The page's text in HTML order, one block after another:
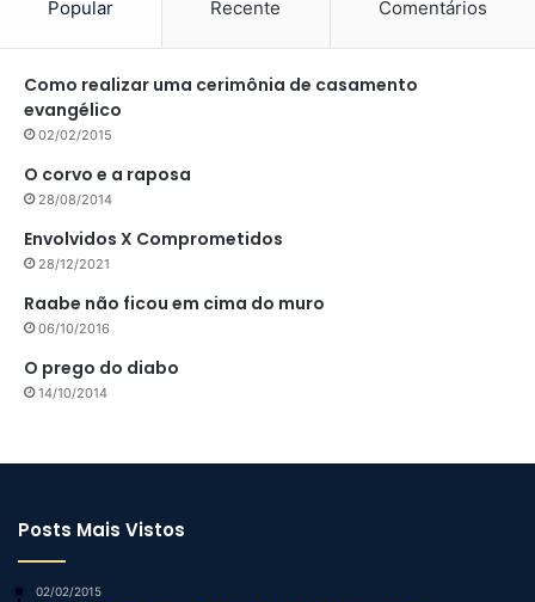
Popular Recente Comentários
Como realizar uma cerimônia de casamento
evangélico
02/02/2015
O corvo e a raposa
28/08/2014
Envolvidos X Comprometidos
28/12/2021
Raabe não ficou em cima do muro
06/10/2016
O prego do diabo
14/10/2014
Posts Mais Vistos
02/02/2015